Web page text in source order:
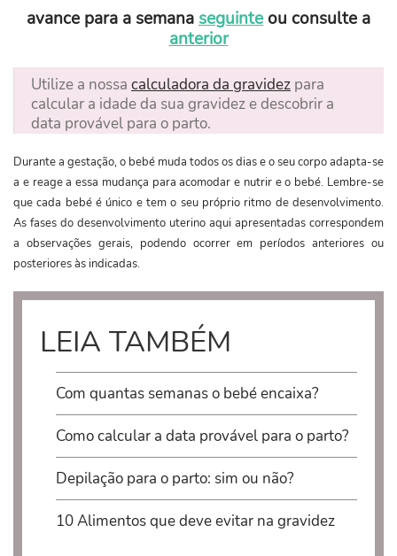
avance para a semana seguinte ou consulte a
anterior
Utilize a nossa calculadora da gravidez para
calcular a idade da sua gravidez e descobrir a
data provável para o parto.
Durante a gestação, o bebé muda todos os dias e o seu corpo adapta-se
a e reage a essa mudança para acomodar e nutrir e o bebé. Lembre-se
que cada bebé é único e tem o seu próprio ritmo de desenvolvimento.
As fases do desenvolvimento uterino aqui apresentadas correspondem
a observações gerais, podendo ocorrer em períodos anteriores ou
posteriores às indicadas.
LEIA TAMBÉM
Com quantas semanas o bebé encaixa?
Como calcular a data provável para o parto?
Depilação para o parto: sim ou não?
10 Alimentos que deve evitar na gravidez